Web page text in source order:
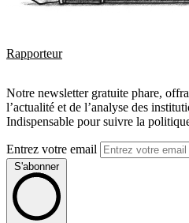
Rapporteur
Notre newsletter gratuite phare,
l’actualité et de l’analyse des
Indispensable pour suivre la
Entrez votre email
S'abonner